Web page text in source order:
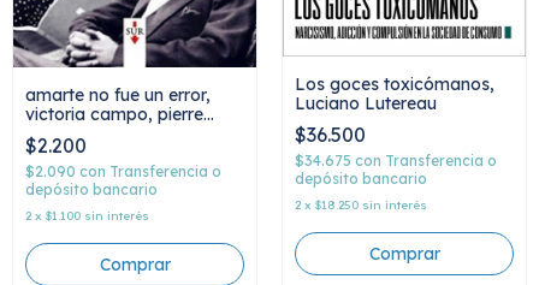
amarte no fue un error,
victoria campo, pierre
drieu la rochelle
$2.200
$2.090 con Transferencia o
depósito bancario
2 x $1.100 sin interés
Los goces toxicómanos,
Luciano Lutereau
$36.500
$34.675 con Transferencia o
depósito bancario
2 x $18.250 sin interés